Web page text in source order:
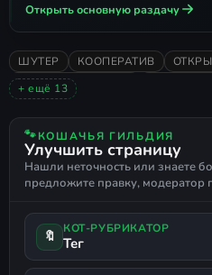
присоединяйтесь
Открыть основную раздачу
ШУТЕР КООПЕРАТИВ
ОТ ТРЕТЬЕГО ЛИЦА
ОДИНОЧНАЯ
СПЛИТ СКРИН
ЭКШЕН-
НАУЧНАЯ ФАНТАСТИКА
ПРИШЕЛЬЦЫ
РУССКИЙ ЯЗЫК
+ ещё 13
🐾КОШАЧЬЯ ГИЛЬДИЯ
Улучшить страницу
Нашли неточность или знаете
предложите правку, модератор
🔖 КОТ-РУБРИКАТОР
Тег